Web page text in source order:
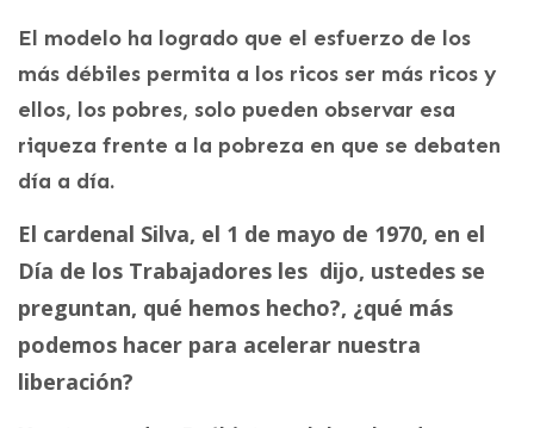
El modelo ha logrado que el esfuerzo de los
más débiles permita a los ricos ser más ricos y
ellos, los pobres, solo pueden observar esa
riqueza frente a la pobreza en que se debaten
día a día.
El cardenal Silva, el 1 de mayo de 1970, en el
Día de los Trabajadores les dijo, ustedes se
preguntan, qué hemos hecho?, ¿qué más
podemos hacer para acelerar nuestra
liberación?